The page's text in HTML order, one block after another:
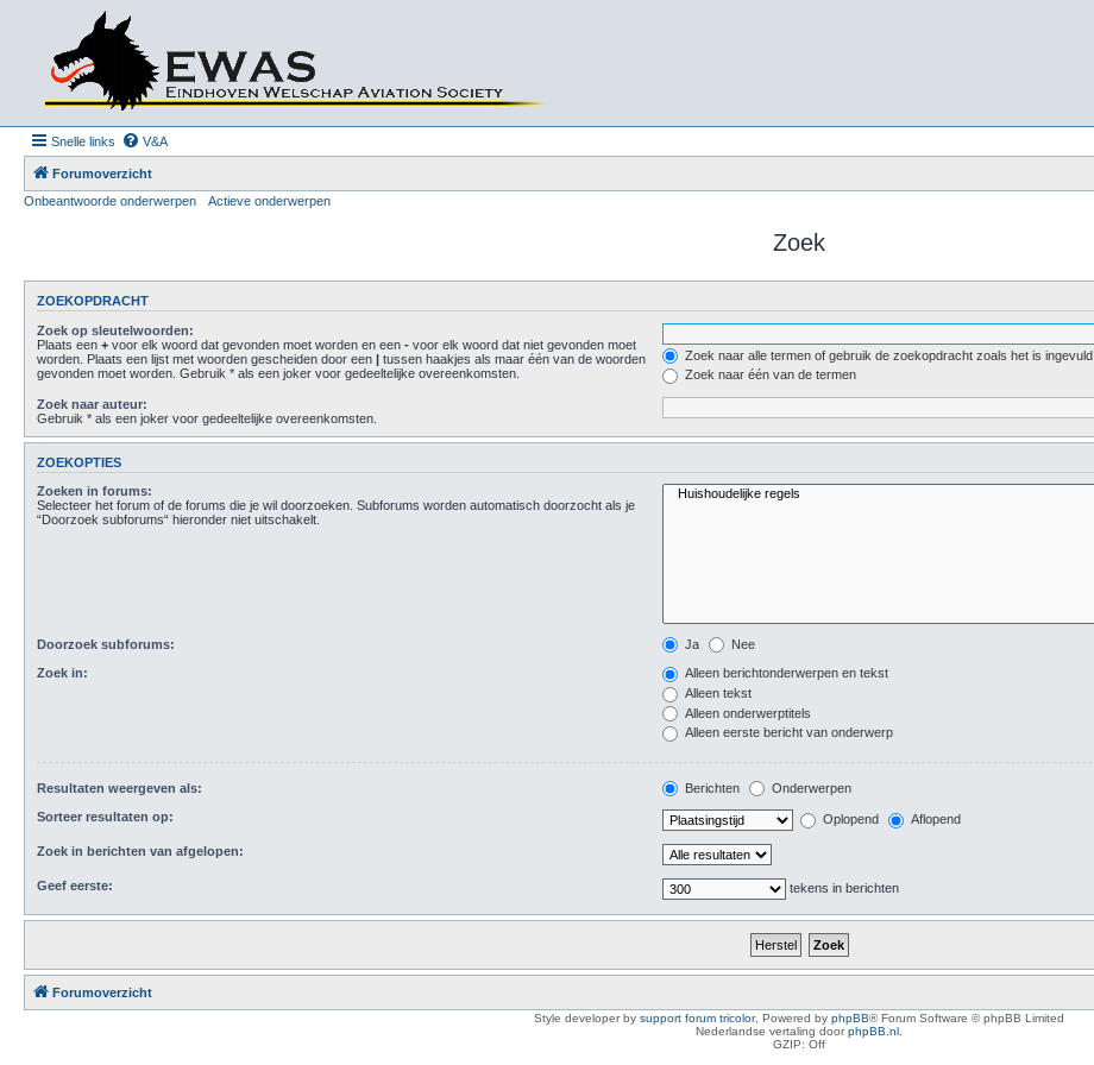
Snelle links V&A
Forumoverzicht
Onbeantwoorde onderwerpen
Actieve onderwerpen
Zoek
ZOEKOPDRACHT
Zoek op sleutelwoorden:
Plaats een + voor elk woord dat gevonden moet worden en een - voor elk woord dat niet gevonden moet
worden. Plaats een lijst met woorden gescheiden door een | tussen haakjes als maar één van de woorden
gevonden moet worden. Gebruik * als een joker voor gedeeltelijke overeenkomsten.
Zoek naar alle termen of gebruik de zoekopdracht zoals het is ingevuld
Zoek naar één van de termen
Zoek naar auteur:
Gebruik * als een joker voor gedeeltelijke overeenkomsten.
ZOEKOPTIES
Zoeken in forums:
Selecteer het forum of de forums die je wil doorzoeken. Subforums worden automatisch doorzocht als je
“Doorzoek subforums“ hieronder niet uitschakelt.
Doorzoek subforums: Ja Nee
Zoek in:
Alleen berichtonderwerpen en tekst
Alleen tekst
Alleen onderwerptitels
Alleen eerste bericht van onderwerp
Resultaten weergeven als: Berichten Onderwerpen
Sorteer resultaten op: Oplopend Aflopend
Zoek in berichten van afgelopen:
Geef eerste: tekens in berichten
Forumoverzicht
Style developer by support forum tricolor, Powered by phpBB® Forum Software © phpBB Limited
Nederlandse vertaling doorphpBB.nl .
GZIP: Off